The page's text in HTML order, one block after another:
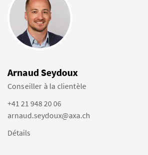
Arnaud Seydoux
Conseiller à la clientèle
+41 21 948 20 06
arnaud.seydoux@axa.ch
Détails